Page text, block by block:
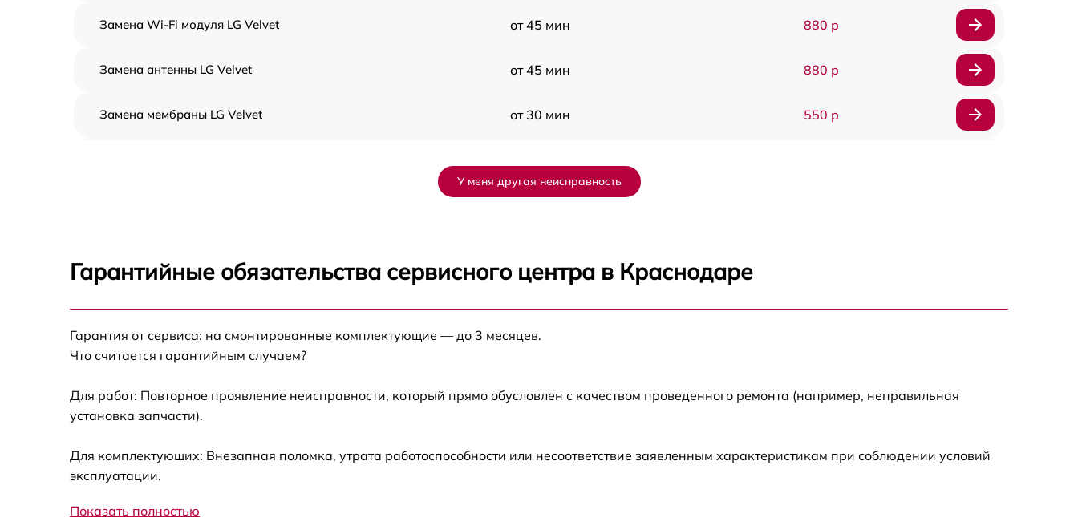
Замена Wi-Fi модуля LG Velvet от 45 мин 880 р
Замена антенны LG Velvet от 45 мин 880 р
Замена мембраны LG Velvet от 30 мин 550 р
Ремонт разъема зарядки LG Velvet от 45 мин
Замена разъема SIM-карты LG Velvet
Ремонт GPS модуля LG Velvet
У меня другая неисправность
Гарантийные обязательства сервисного центра в Краснодаре
Гарантия от сервиса: на смонтированные комплектующие — до 3 месяцев.
Что считается гарантийным случаем?
Для работ: Повторное проявление неисправности, который прямо обусловлен с качеством проведенного ремонта (например, неправильная
установка запчасти).
Для комплектующих: Внезапная поломка, утрата работоспособности или несоответствие заявленным характеристикам при соблюдении условий
эксплуатации.
Показать полностью